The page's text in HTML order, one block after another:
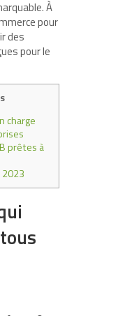
À
pour
des
pour le
charge
prêtes à